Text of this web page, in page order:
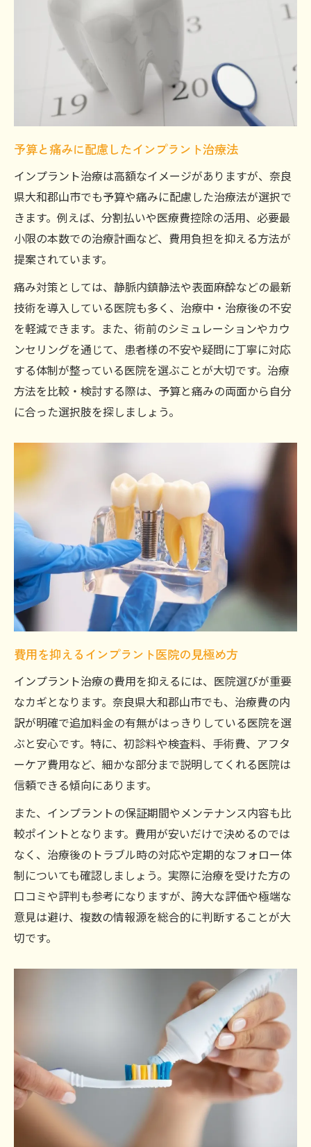
予算と痛みに配慮したインプラント治療法
インプラント治療は高額なイメージがありますが、奈良
県大和郡山市でも予算や痛みに配慮した治療法が選択で
きます。例えば、分割払いや医療費控除の活用、必要最
小限の本数での治療計画など、費用負担を抑える方法が
提案されています。
痛み対策としては、静脈内鎮静法や表面麻酔などの最新
技術を導入している医院も多く、治療中・治療後の不安
を軽減できます。また、術前のシミュレーションやカウ
ンセリングを通じて、患者様の不安や疑問に丁寧に対応
する体制が整っている医院を選ぶことが大切です。治療
方法を比較・検討する際は、予算と痛みの両面から自分
に合った選択肢を探しましょう。
費用を抑えるインプラント医院の見極め方
インプラント治療の費用を抑えるには、医院選びが重要
なカギとなります。奈良県大和郡山市でも、治療費の内
訳が明確で追加料金の有無がはっきりしている医院を選
ぶと安心です。特に、初診料や検査料、手術費、アフタ
ーケア費用など、細かな部分まで説明してくれる医院は
信頼できる傾向にあります。
また、インプラントの保証期間やメンテナンス内容も比
較ポイントとなります。費用が安いだけで決めるのでは
なく、治療後のトラブル時の対応や定期的なフォロー体
制についても確認しましょう。実際に治療を受けた方の
口コミや評判も参考になりますが、誇大な評価や極端な
意見は避け、複数の情報源を総合的に判断することが大
切です。
ご予約はこちら
ご予約はこちら